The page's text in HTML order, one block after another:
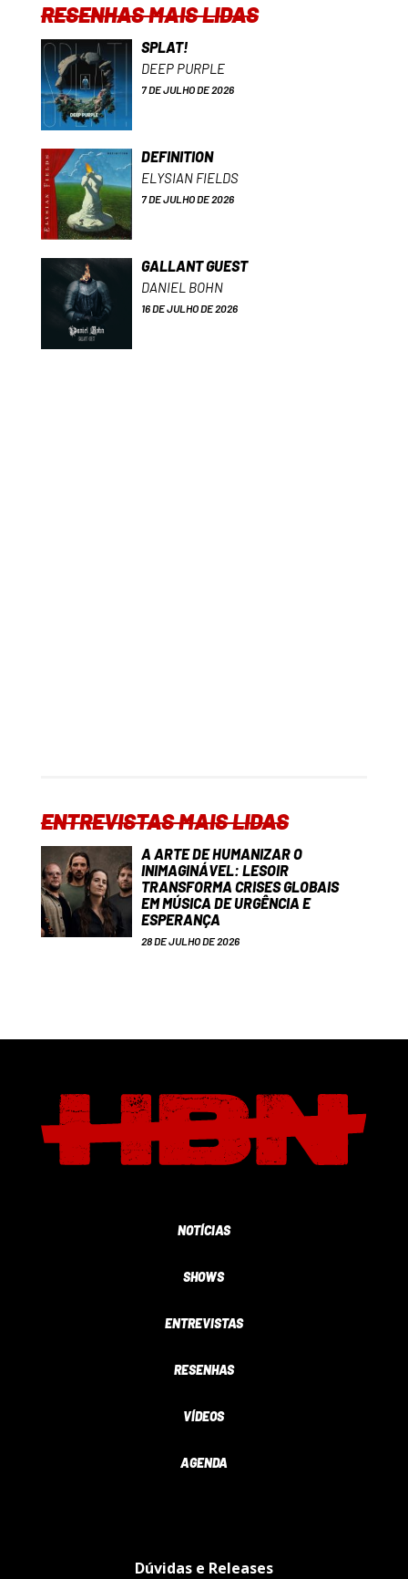
RESENHAS MAIS LIDAS
SPLAT!
DEEP PURPLE
7 DE JULHO DE 2026
DEFINITION
ELYSIAN FIELDS
7 DE JULHO DE 2026
GALLANT GUEST
DANIEL BOHN
16 DE JULHO DE 2026
ENTREVISTAS MAIS LIDAS
A ARTE DE HUMANIZAR O
INIMAGINÁVEL: LESOIR
TRANSFORMA CRISES GLOBAIS
EM MÚSICA DE URGÊNCIA E
ESPERANÇA
28 DE JULHO DE 2026
NOTÍCIAS
SHOWS
ENTREVISTAS
RESENHAS
VÍDEOS
AGENDA
Dúvidas e Releases